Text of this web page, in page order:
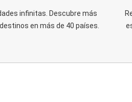
infinitas. Descubre más
en más de 40 países.